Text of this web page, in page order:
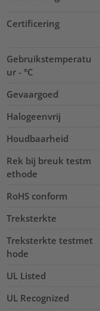
Certificering
Gebruikstemperatu
ur - °C
Gevaargoed
Halogeenvrij
Houdbaarheid
Rek bij breuk testm
ethode
RoHS conform
Treksterkte
Treksterkte testmet
hode
UL Listed
UL Recognized